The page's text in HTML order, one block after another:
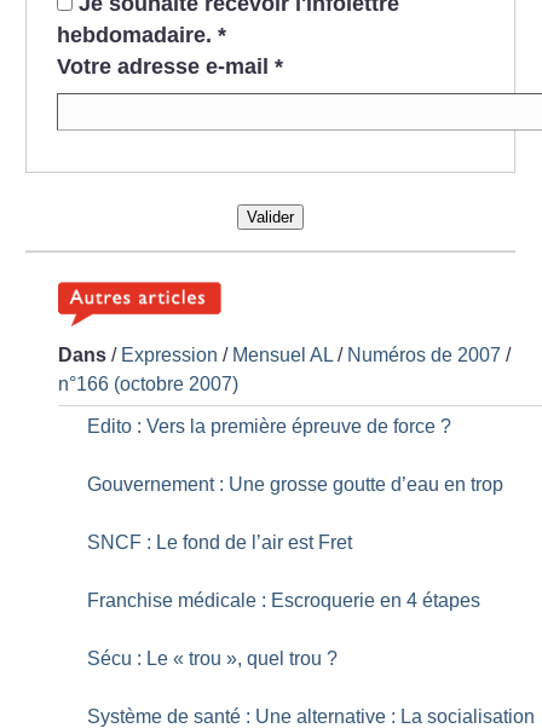
hebdomadaire. *
Votre adresse e-mail *
Valider
Dans / Expression / Mensuel AL / Numéros de 2007 /
n°166 (octobre 2007)
Edito : Vers la première épreuve de force ?
Gouvernement : Une grosse goutte d’eau en trop
SNCF : Le fond de l’air est Fret
Franchise médicale : Escroquerie en 4 étapes
Sécu : Le « trou », quel trou ?
Système de santé : Une alternative : La socialisation